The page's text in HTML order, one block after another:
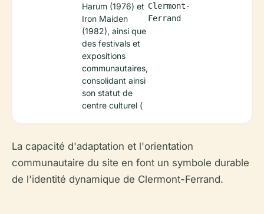
Harum (1976) et
Iron Maiden
(1982), ainsi que
des festivals et
expositions
communautaires,
consolidant ainsi
son statut de
centre culturel (
Clermont-
Ferrand
La capacité d'adaptation et l'orientation
communautaire du site en font un symbole durable
de l'identité dynamique de Clermont-Ferrand.